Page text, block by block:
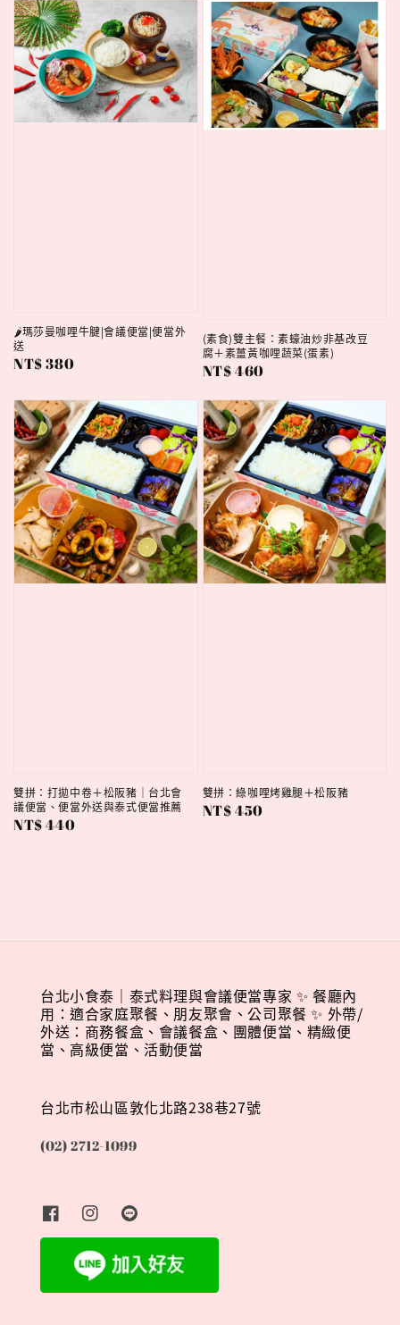
🌶️瑪莎曼咖哩牛腱|會議便當|便當外
送
Regular
NT$ 380
(素食)雙主餐：素蠔油炒非基改豆
腐＋素薑黃咖哩蔬菜(蛋素)
Regular
NT$ 460
雙拼：打拋中卷＋松阪豬｜台北會
議便當、便當外送與泰式便當推薦
Regular
NT$ 440
雙拼：綠咖哩烤雞腿＋松阪豬
Regular
NT$ 450
台北小食泰｜泰式料理與會議便當專家 ✨ 餐廳內
用：適合家庭聚餐、朋友聚會、公司聚餐 ✨ 外帶/
外送：商務餐盒、會議餐盒、團體便當、精緻便
當、高級便當、活動便當
台北市松山區敦化北路238巷27號
(02) 2712-1099